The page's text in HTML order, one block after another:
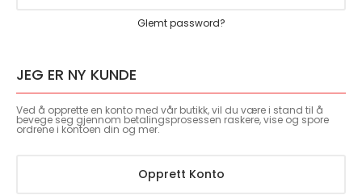
Glemt password?
JEG ER NY KUNDE
Ved å opprette en konto med vår butikk, vil du være i stand til å
bevege seg gjennom betalingsprosessen raskere, vise og spore
ordrene i kontoen din og mer.
Opprett Konto